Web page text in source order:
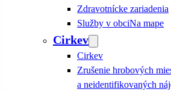
Zdravotnícke zariadenia
Služby v obciNa mape
Cirkev
Cirkev
Zrušenie hrobových
a neidentifikovaných